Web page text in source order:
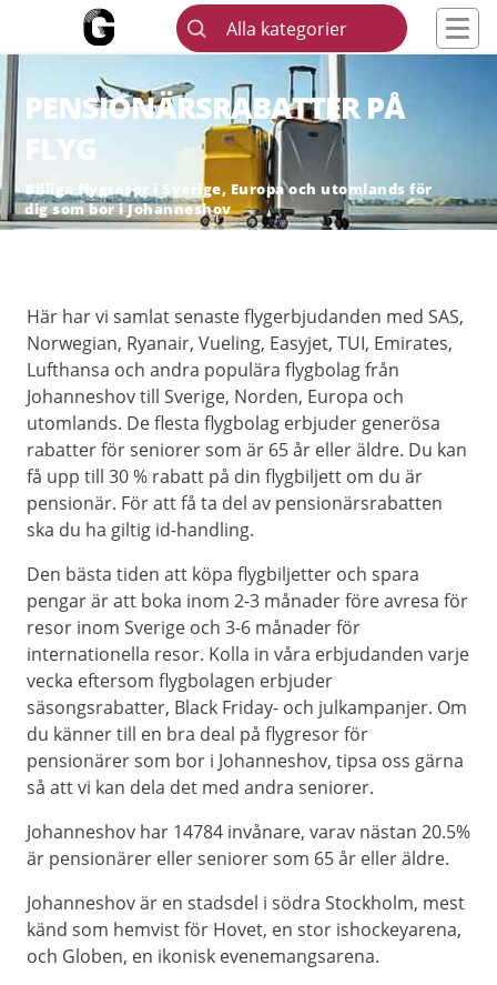
Alla kategorier
PENSIONÄRSRABATTER PÅ
FLYG
Billiga flygresor i Sverige, Europa och utomlands för
dig som bor i Johanneshov
Här har vi samlat senaste flygerbjudanden med SAS,
Norwegian, Ryanair, Vueling, Easyjet, TUI, Emirates,
Lufthansa och andra populära flygbolag från
Johanneshov till Sverige, Norden, Europa och
utomlands. De flesta flygbolag erbjuder generösa
rabatter för seniorer som är 65 år eller äldre. Du kan
få upp till 30 % rabatt på din flygbiljett om du är
pensionär. För att få ta del av pensionärsrabatten
ska du ha giltig id-handling.
Den bästa tiden att köpa flygbiljetter och spara
pengar är att boka inom 2-3 månader före avresa för
resor inom Sverige och 3-6 månader för
internationella resor. Kolla in våra erbjudanden varje
vecka eftersom flygbolagen erbjuder
säsongsrabatter, Black Friday- och julkampanjer. Om
du känner till en bra deal på flygresor för
pensionärer som bor i Johanneshov, tipsa oss gärna
så att vi kan dela det med andra seniorer.
Johanneshov har 14784 invånare, varav nästan 20.5%
är pensionärer eller seniorer som 65 år eller äldre.
Johanneshov är en stadsdel i södra Stockholm, mest
känd som hemvist för Hovet, en stor ishockeyarena,
och Globen, en ikonisk evenemangsarena.